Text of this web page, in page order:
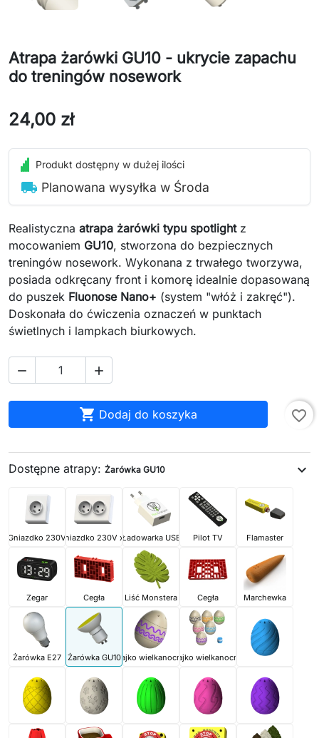
Atrapa żarówki GU10 - ukrycie zapachu
do treningów nosework
24,00 zł
Produkt dostępny w dużej ilości
local_shipping Planowana wysyłka w Środa
Realistyczna atrapa żarówki typu spotlightz
mocowaniem GU10, stworzona do bezpiecznych
treningów nosework. Wykonana z trwałego tworzywa,
posiada odkręcany front i komorę idealnie dopasowaną
do puszek Fluonose Nano+ (system "włóż i zakręć").
Doskonała do ćwiczenia oznaczeń w punktach
świetlnych i lampkach biurkowych.
 
 Dodaj do koszyka favorite_border
Dostępne atrapy: Żarówka GU10 expand_more
Gniazdko 230VGniazdko 230V x2Ładowarka USB Pilot TV Flamaster
Zegar Cegła Liść Monstera Cegła Marchewka
Żarówka E27 Żarówka GU10Jajko wielkanocneJajko wielkanocne